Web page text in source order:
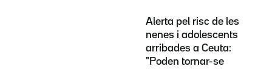
Alerta pel risc de les
nenes i adolescents
arribades a Ceuta:
"Poden tornar-se